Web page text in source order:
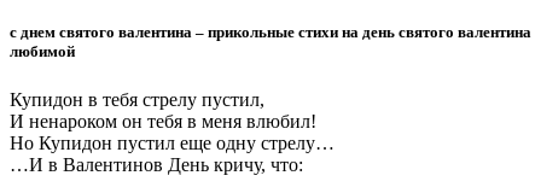
с днем святого валентина – прикольные стихи на день святого валентина
любимой
Купидон в тебя стрелу пустил,
И ненароком он тебя в меня влюбил!
Но Купидон пустил еще одну стрелу…
…И в Валентинов День кричу, что: